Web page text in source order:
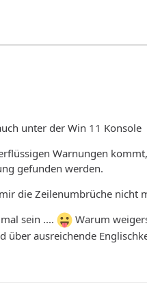
unter der Win 11 Konsole
Warnungen
gefunden werden.
die Zeilenumbrüche nicht
sein ....
Warum
über ausreichende